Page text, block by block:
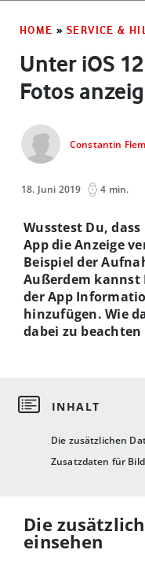
HOME » SERVICE &
Unter iOS
Fotos
Constantin
18. Juni 2019 4 min.
Die zusätzlichen
Zusatzdaten für
Wusstest Du,
App die Anzeige
Beispiel der
Außerdem kannst
der App
hinzufügen. Wie
dabei zu
Die
einsehen